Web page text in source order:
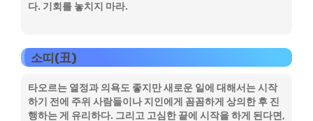
다. 기회를 놓치지 마라.
소띠(丑)
타오르는 열정과 의욕도 좋지만 새로운 일에 대해서는 시작
하기 전에 주위 사람들이나 지인에게 꼼꼼하게 상의한 후 진
행하는 게 유리하다. 그리고 고심한 끝에 시작을 하게 된다면,